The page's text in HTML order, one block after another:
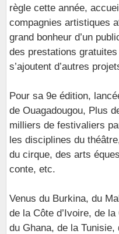
règle cette année,
compagnies artistiques
grand bonheur d’un
des prestations
s’ajoutent d’autres
Pour sa 9e édition,
de Ouagadougou, Plus
milliers de festivaliers
les disciplines du
du cirque, des arts
conte, etc.
Venus du Burkina, du
de la Côte d’Ivoire, de
du Ghana, de la